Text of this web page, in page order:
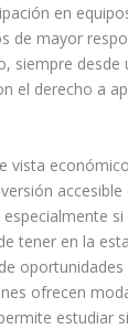
en
de mayor
siempre desde
el derecho a
vista
si
tener en la
ofrecen
estudiar